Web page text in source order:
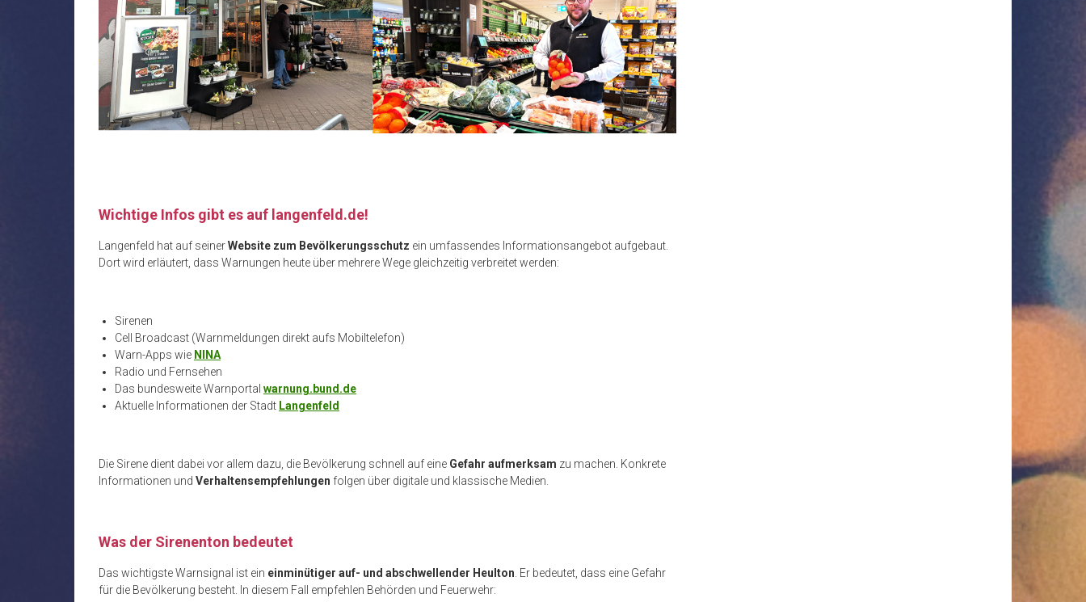
Wichtige Infos gibt es auf langenfeld.de!
Langenfeld hat auf seinerWebsite zum Bevölkerungsschutz ein umfassendes Informationsangebot aufgebaut.
Dort wird erläutert, dass Warnungen heute über mehrere Wege gleichzeitig verbreitet werden:
Sirenen
Cell Broadcast (Warnmeldungen direkt aufs Mobiltelefon)
Warn-Apps wie NINA
Radio und Fernsehen
Das bundesweite Warnportal warnung.bund.de
Aktuelle Informationen der Stadt Langenfeld
Die Sirene dient dabei vor allem dazu, die Bevölkerung schnell auf eine Gefahr aufmerksam zu machen. Konkrete
Informationen und Verhaltensempfehlungen folgen über digitale und klassische Medien.
Was der Sirenenton bedeutet
Das wichtigste Warnsignal ist ein einminütiger auf- und abschwellender Heulton . Er bedeutet, dass eine Gefahr
für die Bevölkerung besteht. In diesem Fall empfehlen Behörden und Feuerwehr: